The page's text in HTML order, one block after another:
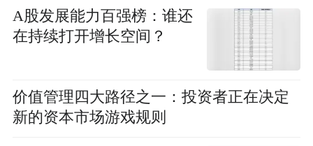
A股发展能力百强榜：谁还
在持续打开增长空间？
价值管理四大路径之一：投资者正在决定
新的资本市场游戏规则